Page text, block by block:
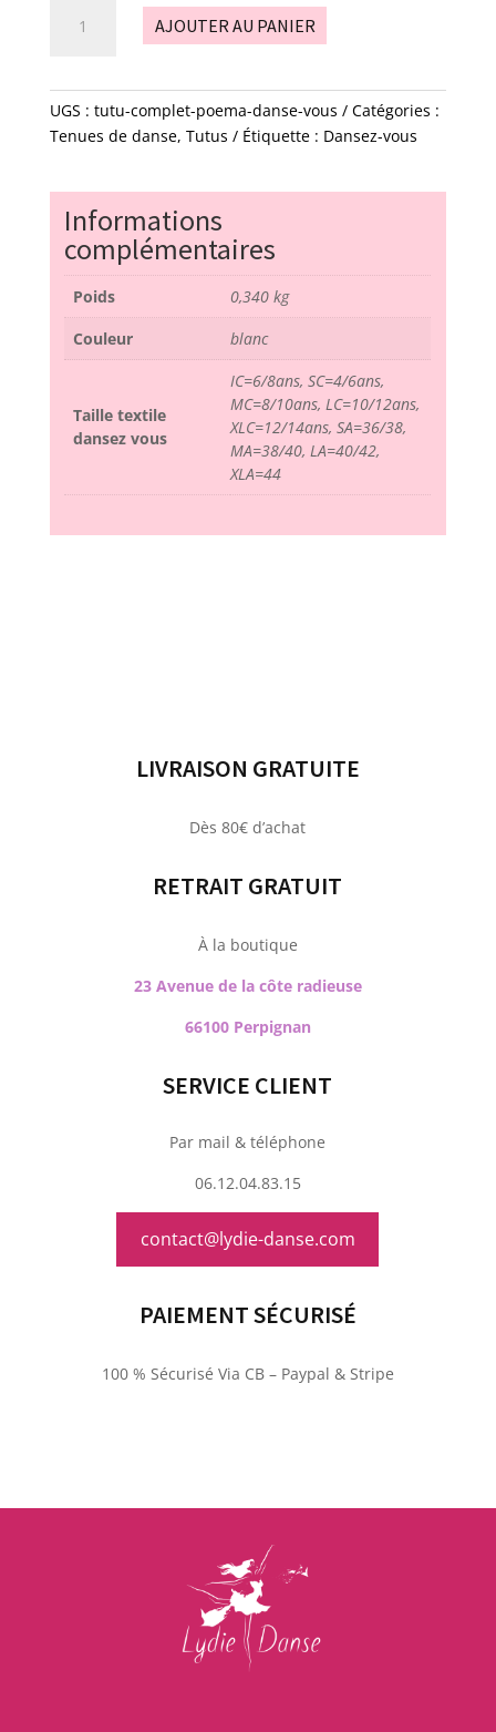
POEMA
-
AJOUTER AU PANIER
UGS : tutu-complet-poema-danse-vous
Catégories :
Tenues de danse, Tutus Étiquette : Dansez-vous
Informations
complémentaires
Poids
0,340 kg
Couleur
blanc
Taille textile
dansez vous
IC=6/8ans, SC=4/6ans,
MC=8/10ans, LC=10/12ans,
XLC=12/14ans, SA=36/38,
MA=38/40, LA=40/42,
XLA=44
LIVRAISON GRATUITE
Dès 80€ d’achat
RETRAIT GRATUIT
À la boutique
23 Avenue de la côte radieuse
66100 Perpignan
SERVICE CLIENT
Par mail & téléphone
06.12.04.83.15
contact@lydie-danse.com
PAIEMENT SÉCURISÉ
100 % Sécurisé Via CB – Paypal & Stripe